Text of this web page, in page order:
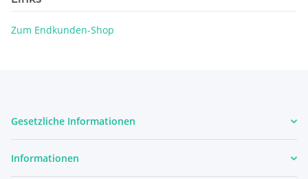
Zum Endkunden-Shop
Gesetzliche Informationen
Informationen